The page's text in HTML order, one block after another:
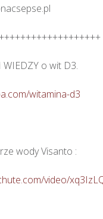
o wit D3.
witamina-d3
wody Visanto :
video/